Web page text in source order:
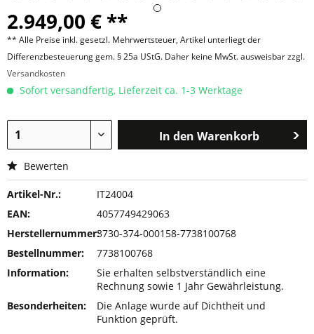
2.949,00 € **
** Alle Preise inkl. gesetzl. Mehrwertsteuer, Artikel unterliegt der
Differenzbesteuerung gem. § 25a UStG. Daher keine MwSt. ausweisbar zzgl.
Versandkosten
Sofort versandfertig, Lieferzeit ca. 1-3 Werktage
In den Warenkorb
Bewerten
Artikel-Nr.:
IT24004
EAN:
4057749429063
Herstellernummer:3730-374-000158-7738100768
Bestellnummer:
7738100768
Information:
Sie erhalten selbstverständlich eine
Rechnung sowie 1 Jahr Gewährleistung.
Besonderheiten:
Die Anlage wurde auf Dichtheit und
Funktion geprüft.